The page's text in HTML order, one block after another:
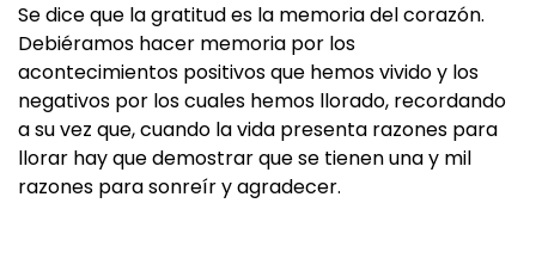
Se dice que la gratitud es la memoria del corazón.
Debiéramos hacer memoria por los
acontecimientos positivos que hemos vivido y los
negativos por los cuales hemos llorado, recordando
a su vez que, cuando la vida presenta razones para
llorar hay que demostrar que se tienen una y mil
razones para sonreír y agradecer.